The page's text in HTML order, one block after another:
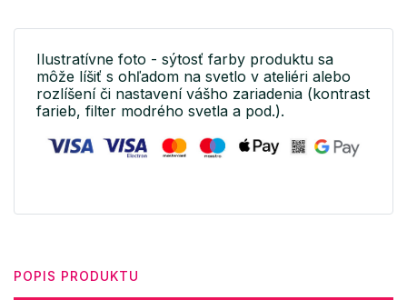
Ilustratívne foto - sýtosť farby produktu sa
môže líšiť s ohľadom na svetlo v ateliéri alebo
rozlíšení či nastavení vášho zariadenia (kontrast
farieb, filter modrého svetla a pod.).
POPIS PRODUKTU